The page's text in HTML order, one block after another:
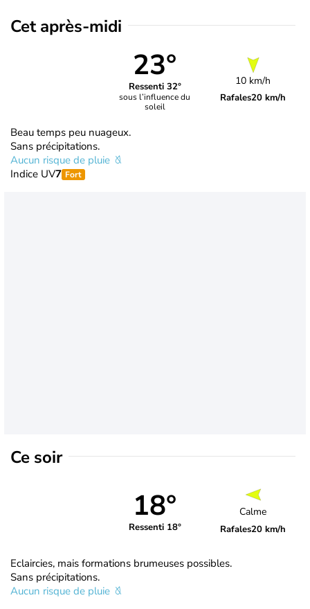
Cet après-midi
23°
Ressenti 32°
sous l’influence du
soleil
10 km/h
Rafales20 km/h
Beau temps peu nuageux.
Sans précipitations.
Aucun risque de pluie
Indice UV7 Fort
Ce soir
18°
Ressenti 18°
Calme
Rafales20 km/h
Eclaircies, mais formations brumeuses possibles.
Sans précipitations.
Aucun risque de pluie